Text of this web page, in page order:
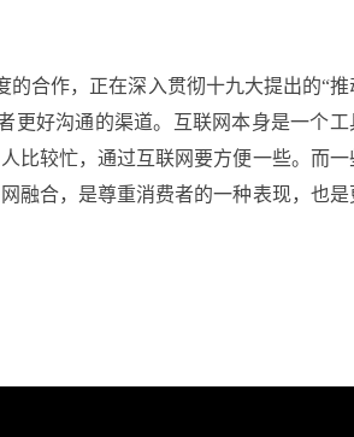
合作，正在深入贯彻十九大提出的“推
好沟通的渠道。互联网本身是一个工
比较忙，通过互联网要方便一些。而一
融合，是尊重消费者的一种表现，也是